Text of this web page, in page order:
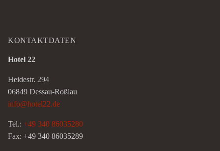
KONTAKTDATEN
Hotel 22
Heidestr. 294
06849 Dessau-Roßlau
info@hotel22.de
Tel.: +49 340 86035280
Fax: +49 340 86035289